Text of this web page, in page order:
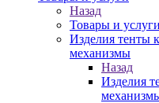
Назад
Товары и услуги
Изделия тенты
механизмы
Назад
Изделия